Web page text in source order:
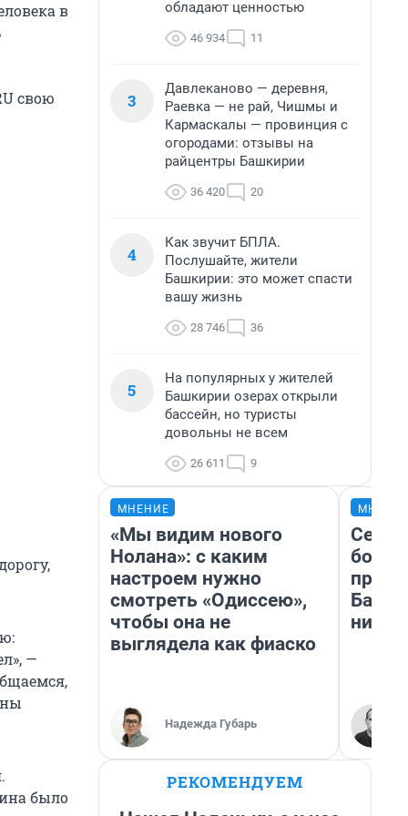
в
свою
—
было
обладают ценностью
46 934 11
3
Давлеканово — деревня,
Раевка — не рай, Чишмы и
Кармаскалы — провинция с
огородами: отзывы на
райцентры Башкирии
36 420 20
4
Как звучит БПЛА.
Послушайте, жители
Башкирии: это может спасти
вашу жизнь
28 746 36
5
На популярных у жителей
Башкирии озерах открыли
бассейн, но туристы
довольны не всем
26 611 9
МНЕНИЕ
«Мы видим нового
Нолана»: с каким
настроем нужно
смотреть «Одиссею»,
чтобы она не
выглядела как фиаско
Надежда Губарь
них
РЕКОМЕНДУЕМ